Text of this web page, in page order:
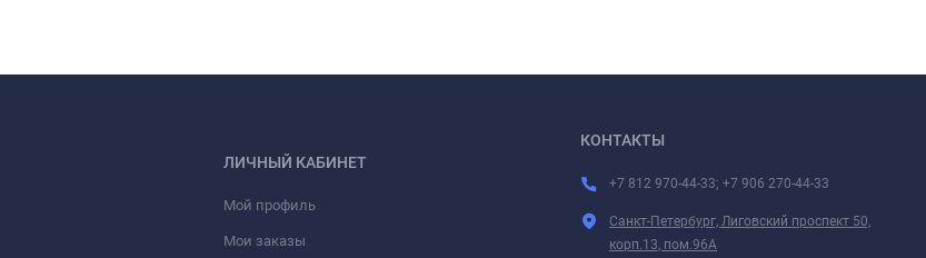
ЛИЧНЫЙ КАБИНЕТ
Мой профиль
Мои заказы
КОНТАКТЫ
+7 812 970-44-33; +7 906 270-44-33
Санкт-Петербург, Лиговский проспект 50,
корп.13, пом.96А